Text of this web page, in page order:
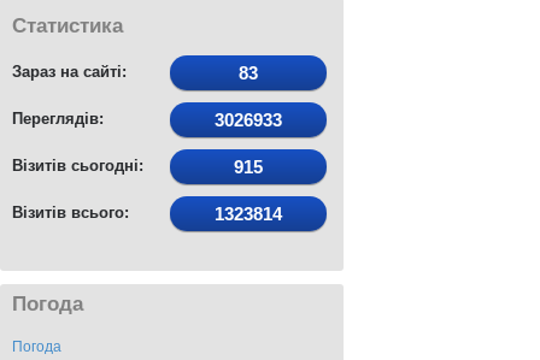
Статистика
Зараз на сайті: 83
Переглядів: 3026933
Візитів сьогодні: 915
Візитів всього: 1323814
Погода
Погода